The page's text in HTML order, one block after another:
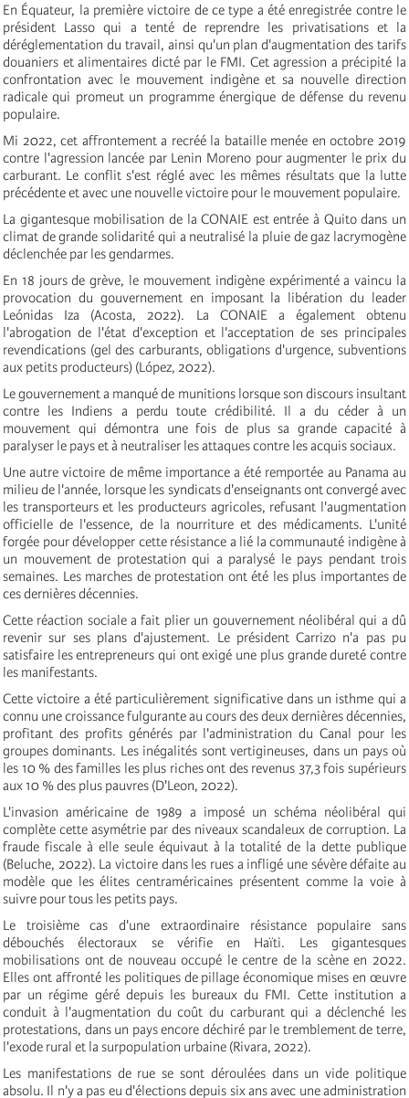
En Équateur, la première victoire de ce type a été enregistrée contre le
président Lasso qui a tenté de reprendre les privatisations et la
déréglementation du travail, ainsi qu'un plan d'augmentation des tarifs
douaniers et alimentaires dicté par le FMI. Cet agression a précipité la
confrontation avec le mouvement indigène et sa nouvelle direction
radicale qui promeut un programme énergique de défense du revenu
populaire.
Mi 2022, cet affrontement a recréé la bataille menée en octobre 2019
contre l'agression lancée par Lenin Moreno pour augmenter le prix du
carburant. Le conflit s'est réglé avec les mêmes résultats que la lutte
précédente et avec une nouvelle victoire pour le mouvement populaire.
La gigantesque mobilisation de la CONAIE est entrée à Quito dans un
climat de grande solidarité qui a neutralisé la pluie de gaz lacrymogène
déclenchée par les gendarmes.
En 18 jours de grève, le mouvement indigène expérimenté a vaincu la
provocation du gouvernement en imposant la libération du leader
Leónidas Iza (Acosta, 2022). La CONAIE a également obtenu
l'abrogation de l'état d'exception et l'acceptation de ses principales
revendications (gel des carburants, obligations d'urgence, subventions
aux petits producteurs) (López, 2022).
Le gouvernement a manqué de munitions lorsque son discours insultant
contre les Indiens a perdu toute crédibilité. Il a du céder à un
mouvement qui démontra une fois de plus sa grande capacité à
paralyser le pays et à neutraliser les attaques contre les acquis sociaux.
Une autre victoire de même importance a été remportée au Panama au
milieu de l'année, lorsque les syndicats d'enseignants ont convergé avec
les transporteurs et les producteurs agricoles, refusant l'augmentation
officielle de l'essence, de la nourriture et des médicaments. L'unité
forgée pour développer cette résistance a lié la communauté indigène à
un mouvement de protestation qui a paralysé le pays pendant trois
semaines. Les marches de protestation ont été les plus importantes de
ces dernières décennies.
Cette réaction sociale a fait plier un gouvernement néolibéral qui a dû
revenir sur ses plans d'ajustement. Le président Carrizo n'a pas pu
satisfaire les entrepreneurs qui ont exigé une plus grande dureté contre
les manifestants.
Cette victoire a été particulièrement significative dans un isthme qui a
connu une croissance fulgurante au cours des deux dernières décennies,
profitant des profits générés par l'administration du Canal pour les
groupes dominants. Les inégalités sont vertigineuses, dans un pays où
les 10 % des familles les plus riches ont des revenus 37,3 fois supérieurs
aux 10 % des plus pauvres (D'Leon, 2022).
L'invasion américaine de 1989 a imposé un schéma néolibéral qui
complète cette asymétrie par des niveaux scandaleux de corruption. La
fraude fiscale à elle seule équivaut à la totalité de la dette publique
(Beluche, 2022). La victoire dans les rues a infligé une sévère défaite au
modèle que les élites centraméricaines présentent comme la voie à
suivre pour tous les petits pays.
Le troisième cas d'une extraordinaire résistance populaire sans
débouchés électoraux se vérifie en Haïti. Les gigantesques
mobilisations ont de nouveau occupé le centre de la scène en 2022.
Elles ont affronté les politiques de pillage économique mises en œuvre
par un régime géré depuis les bureaux du FMI. Cette institution a
conduit à l'augmentation du coût du carburant qui a déclenché les
protestations, dans un pays encore déchiré par le tremblement de terre,
l'exode rural et la surpopulation urbaine (Rivara, 2022).
Les manifestations de rue se sont déroulées dans un vide politique
absolu. Il n'y a pas eu d'élections depuis six ans avec une administration